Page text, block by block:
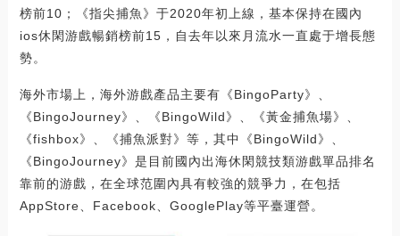
榜前10；《指尖捕魚》于2020年初上線，基本保持在國內
ios休閑游戲暢銷榜前15，自去年以來月流水一直處于增長態
勢。
海外市場上，海外游戲產品主要有《BingoParty》、
《BingoJourney》、《BingoWild》、《黃金捕魚場》、
《fishbox》、《捕魚派對》等，其中《BingoWild》、
《BingoJourney》是目前國內出海休閑競技類游戲單品排名
靠前的游戲，在全球范圍內具有較強的競爭力，在包括
AppStore、Facebook、GooglePlay等平臺運營。